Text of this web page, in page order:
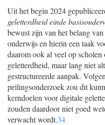
Uit het begin 2024
geletterdheid einde
bewust zijn van het belang
onderwijs en hierin een taak
daarom ook al veel op
geletterdheid, maar lang niet
gestructureerde aanpak.
peilingsonderzoek zou dit
kerndoelen voor digitale
zouden daardoor niet goed
verwacht wordt.34